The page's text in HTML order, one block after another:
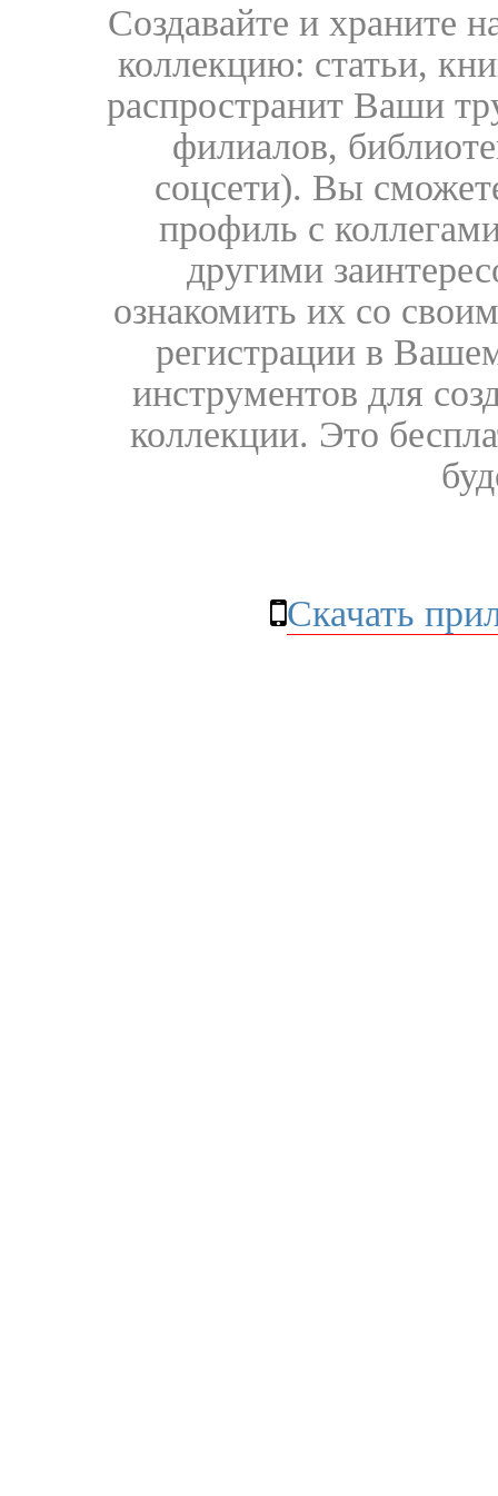
Создавайте и храните
коллекцию: статьи,
распространит Ваши
филиалов,
соцсети). Вы
профиль с
другими
ознакомить их со
регистрации в
инструментов для
коллекции. Это
Скачать